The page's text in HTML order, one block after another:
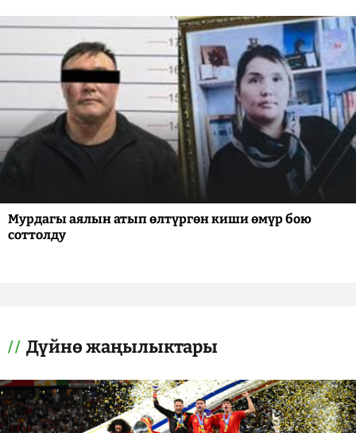
Мурдагы аялын атып өлтүргөн киши өмүр бою
соттолду
Дүйнө жаңылыктары